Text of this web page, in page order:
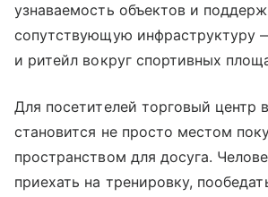
узнаваемость объектов и
сопутствующую инфраструктуру
и ритейл вокруг спортивных
Для посетителей торговый центр
становится не просто местом
пространством для досуга.
приехать на тренировку,